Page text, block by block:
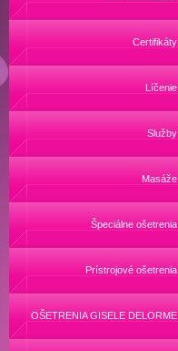
Certifikáty
Líčenie
Služby
Masáže
Špeciálne ošetrenia
Prístrojové ošetrenia
OŠETRENIA GISELE DELORME